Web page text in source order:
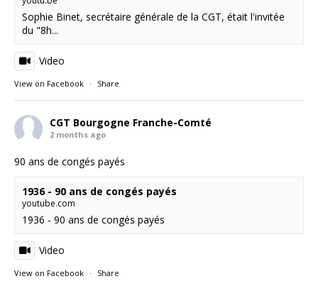
Sophie Binet, secrétaire générale de la CGT, était l'invitée
du "8h...
Video
View on Facebook · Share
CGT Bourgogne Franche-Comté
2 months ago
90 ans de congés payés
1936 - 90 ans de congés payés
youtube.com
1936 - 90 ans de congés payés
Video
View on Facebook · Share